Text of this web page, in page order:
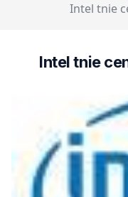
Intel tnie
Intel tnie